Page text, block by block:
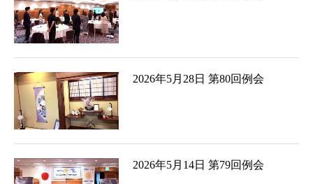
2026年5月28日 第80回例会
2026年5月14日 第79回例会